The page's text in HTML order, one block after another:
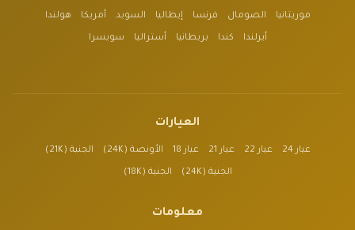
موريتانيا الصومال فرنسا إيطاليا السويد أمريكا هولندا
أيرلندا كندا بريطانيا أستراليا سويسرا
العيارات
عيار 24 عيار 22 عيار 21 عيار 18 الأونصة (24K) الجنية (21K)
الجنية (24K) الجنية (18K)
معلومات